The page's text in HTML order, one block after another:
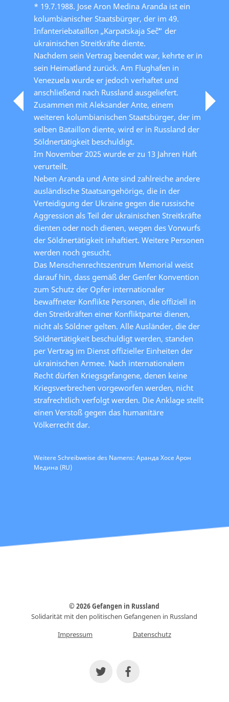
* 19.7.1988. Jose Aron Medina Aranda ist ein
kolumbianischer Staatsbürger, der im 49.
Infanteriebataillon „Karpatskaja Sečʹ“ der
ukrainischen Streitkräfte diente.
Nachdem sein Vertrag beendet war, kehrte er in
sein Heimatland zurück. Am Flughafen in
Venezuela wurde er jedoch verhaftet und
anschließend nach Russland ausgeliefert.
Zusammen mit Aleksander Ante, einem
weiteren kolumbianischen Staatsbürger, der im
selben Bataillon diente, wird er in Russland der
Söldnertätigkeit beschuldigt.
Im November 2025 wurde er zu 13 Jahren Haft
verurteilt.
Neben Aranda und Ante sind zahlreiche andere
ausländische Staatsangehörige, die in der
Verteidigung der Ukraine gegen die russische
Aggression als Teil der ukrainischen Streitkräfte
dienten oder noch dienen, wegen des Vorwurfs
der Söldnertätigkeit inhaftiert. Weitere Personen
werden noch gesucht.
Das Menschenrechtszentrum Memorial weist
darauf hin, dass gemäß der Genfer Konvention
zum Schutz der Opfer internationaler
bewaffneter Konflikte Personen, die offiziell in
den Streitkräften einer Konfliktpartei dienen,
nicht als Söldner gelten. Alle Ausländer, die der
Söldnertätigkeit beschuldigt werden, standen
per Vertrag im Dienst offizieller Einheiten der
ukrainischen Armee. Nach internationalem
Recht dürfen Kriegsgefangene, denen keine
Kriegsverbrechen vorgeworfen werden, nicht
strafrechtlich verfolgt werden. Die Anklage stellt
einen Verstoß gegen das humanitäre
Völkerrecht dar.
Weitere Schreibweise des Namens: Аранда Хосе Арон
Медина (RU)
© 2026 Gefangen in Russland
Solidarität mit den politischen Gefangenen in Russland
Impressum
Datenschutz